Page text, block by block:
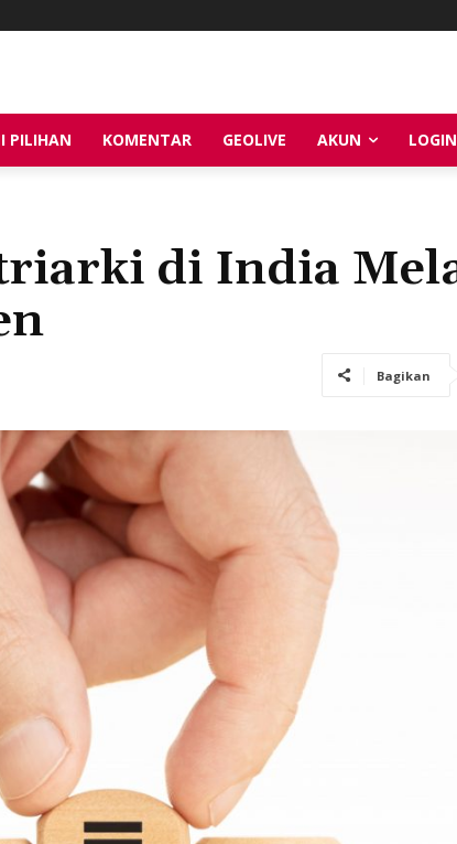
PILIHAN KOMENTAR GEOLIVE AKUN LOGIN
di India
Bagikan